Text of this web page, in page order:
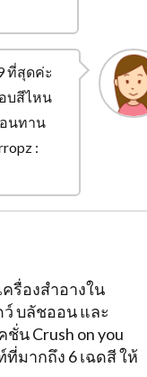
ที่สุดค่ะ
บสีไหน
นทาน
:
รื่องสำอางใน
บลัชออน และ
น Crush on you
มากถึง 6 เฉดสี ให้